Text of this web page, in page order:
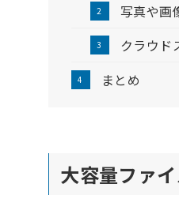
写真や画
クラウド
まとめ
大容量ファ